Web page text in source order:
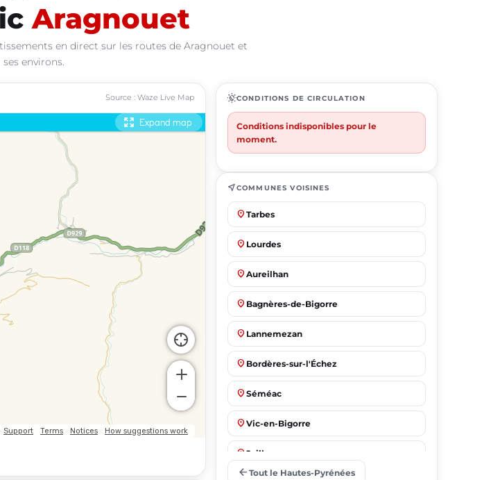
Aragnouet
en direct sur les routes de Aragnouet et
ses environs.
Source : Waze Live Map routineCONDITIONS DE CIRCULATION
Conditions indisponibles pour le
moment.
near_meCOMMUNES VOISINES
place Tarbes
place Lourdes
place Aureilhan
place Bagnères-de-Bigorre
place Lannemezan
place Bordères-sur-l'Échez
place Séméac
place Vic-en-Bigorre
place Juillan
arrow_back Tout le Hautes-Pyrénées